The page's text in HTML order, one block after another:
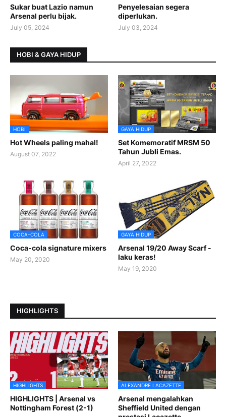
Sukar buat Lazio namun
Arsenal perlu bijak.
July 05, 2024
Penyelesaian segera
diperlukan.
July 03, 2024
HOBI & GAYA HIDUP
HOBI
Hot Wheels paling mahal!
August 07, 2022
GAYA HIDUP
Set Komemoratif MRSM 50
Tahun Jubli Emas.
April 27, 2022
COCA-COLA
Coca-cola signature mixers
May 20, 2020
GAYA HIDUP
Arsenal 19/20 Away Scarf -
laku keras!
May 19, 2020
HIGHLIGHTS
HIGHLIGHTS
HIGHLIGHTS | Arsenal vs
Nottingham Forest (2-1)
ALEXANDRE LACAZETTE
Arsenal mengalahkan
Sheffield United dengan